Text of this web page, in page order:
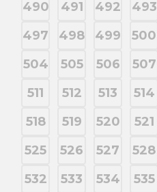
490 491 492 493
497
498 499 500
504
505 506 507
511
512 513 514
518
519 520 521
525
526 527 528
532
533 534 535